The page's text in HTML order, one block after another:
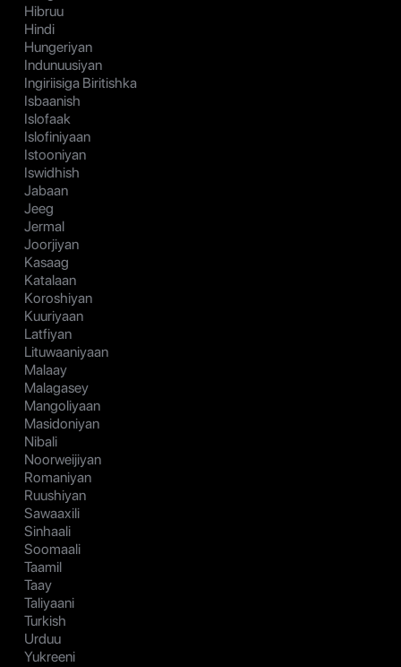
Hibruu
Hindi
Hungeriyan
Indunuusiyan
Ingiriisiga Biritishka
Isbaanish
Islofaak
Islofiniyaan
Istooniyan
Iswidhish
Jabaan
Jeeg
Jermal
Joorjiyan
Kasaag
Katalaan
Koroshiyan
Kuuriyaan
Latfiyan
Lituwaaniyaan
Malaay
Malagasey
Mangoliyaan
Masidoniyan
Nibali
Noorweijiyan
Romaniyan
Ruushiyan
Sawaaxili
Sinhaali
Soomaali
Taamil
Taay
Taliyaani
Turkish
Urduu
Yukreeni